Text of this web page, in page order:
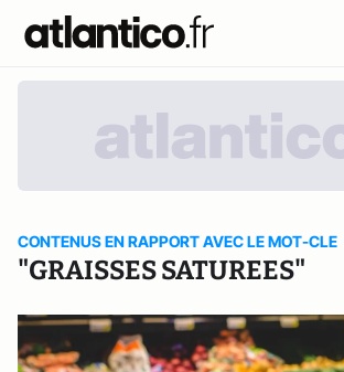
CONTENUS EN RAPPORT AVEC LE MOT-CLE
"GRAISSES SATUREES"